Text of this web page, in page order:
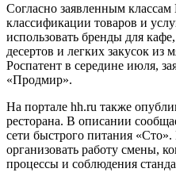
Согласно заявленным
классификации товаров и
использовать бренды для
десертов и легких закусок
Роспатент в середине июля,
«Продмир».
На портале hh.ru также
ресторана. В описании
сети быстрого питания
организовать работу смены,
процессы и соблюдения